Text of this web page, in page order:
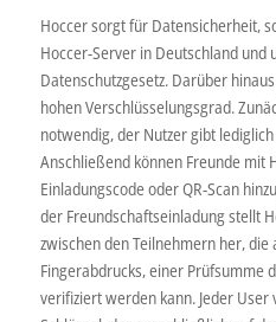
Hoccer sorgt für Datensicherheit,
Hoccer-Server in Deutschland und
Datenschutzgesetz. Darüber
hohen Verschlüsselungsgrad.
notwendig, der Nutzer gibt
Anschließend können Freunde mit
Einladungscode oder QR-Scan
der Freundschaftseinladung stellt
zwischen den Teilnehmern her,
Fingerabdrucks, einer Prüfsumme
verifiziert werden kann. Jeder